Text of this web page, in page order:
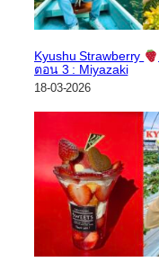
Kyushu Strawberry
ตอน 3 : Miyazaki
18-03-2026